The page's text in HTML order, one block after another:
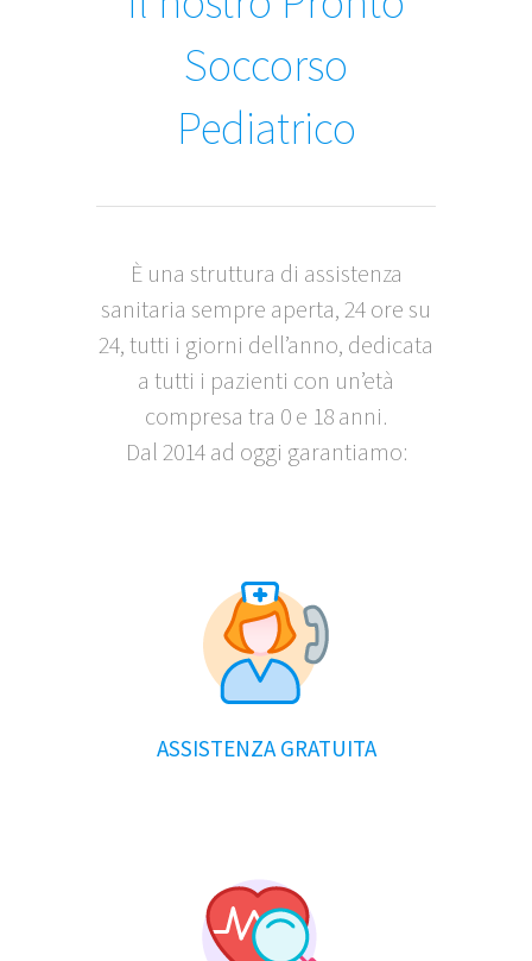
Soccorso
Pediatrico
È una struttura di assistenza
sanitaria sempre aperta, 24 ore su
24, tutti i giorni dell’anno, dedicata
a tutti i pazienti con un’età
compresa tra 0 e 18 anni.
Dal 2014 ad oggi garantiamo:
ASSISTENZA GRATUITA